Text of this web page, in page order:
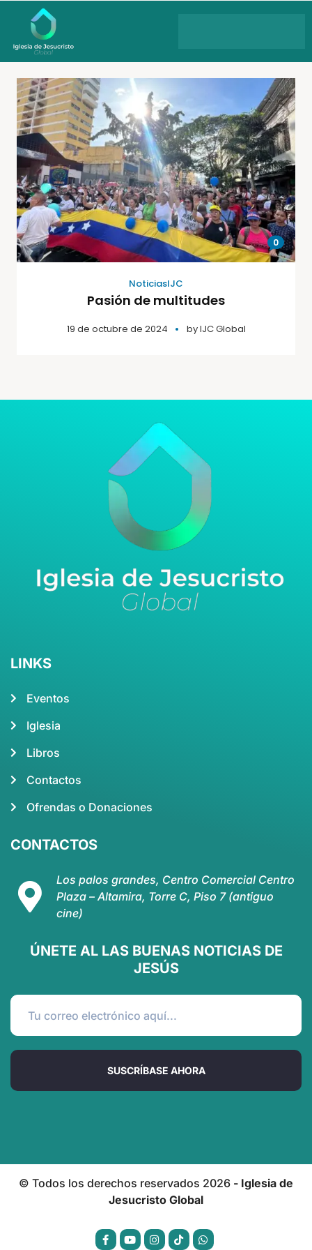
0
NoticiasIJC
Pasión de multitudes
19 de octubre de 2024 byIJC Global
LINKS
Eventos
Iglesia
Libros
Contactos
Ofrendas o Donaciones
CONTACTOS
Los palos grandes, Centro Comercial Centro
Plaza – Altamira, Torre C, Piso 7 (antiguo
cine)
ÚNETE AL LAS BUENAS NOTICIAS DE
JESÚS
SUSCRÍBASE AHORA
© Todos los derechos reservados 2026 - Iglesia de
Jesucristo Global